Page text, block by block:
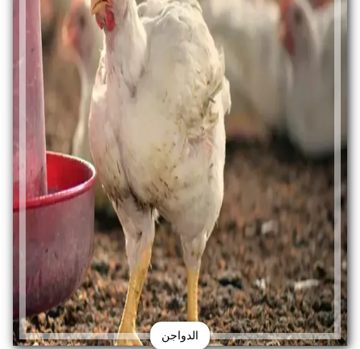
الدواجن